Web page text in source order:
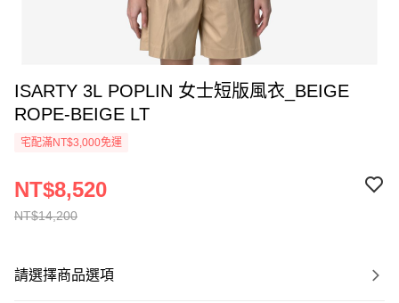
ISARTY 3L POPLIN 女士短版風衣_BEIGE
ROPE-BEIGE LT
宅配滿NT$3,000免運
NT$14,200
NT$8,520
請選擇商品選項